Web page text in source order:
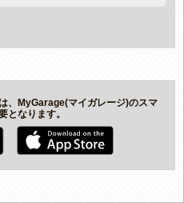
、MyGarage(マイガレージ)のスマ
となります。